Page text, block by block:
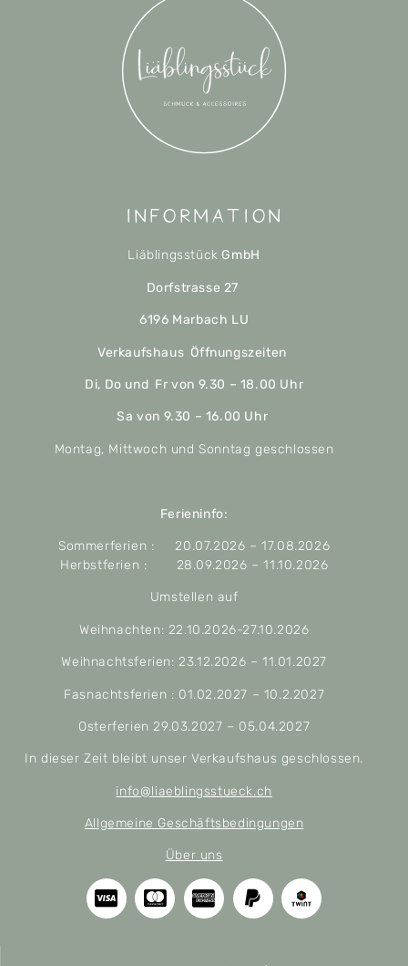
Information
Liäblingsstück GmbH
Dorfstrasse 27
6196 Marbach LU
Verkaufshaus Öffnungszeiten
Di, Do und Fr von 9.30 – 18.00 Uhr
Sa von 9.30 – 16.00 Uhr
Montag, Mittwoch und Sonntag geschlossen
Ferieninfo:
Sommerferien : 20.07.2026 – 17.08.2026
Herbstferien : 28.09.2026 – 11.10.2026
Umstellen auf
Weihnachten: 22.10.2026-27.10.2026
Weihnachtsferien: 23.12.2026 – 11.01.2027
Fasnachtsferien : 01.02.2027 – 10.2.2027
Osterferien 29.03.2027 – 05.04.2027
In dieser Zeit bleibt unser Verkaufshaus geschlossen.
info@liaeblingsstueck.ch
Allgemeine Geschäftsbedingungen
Über uns